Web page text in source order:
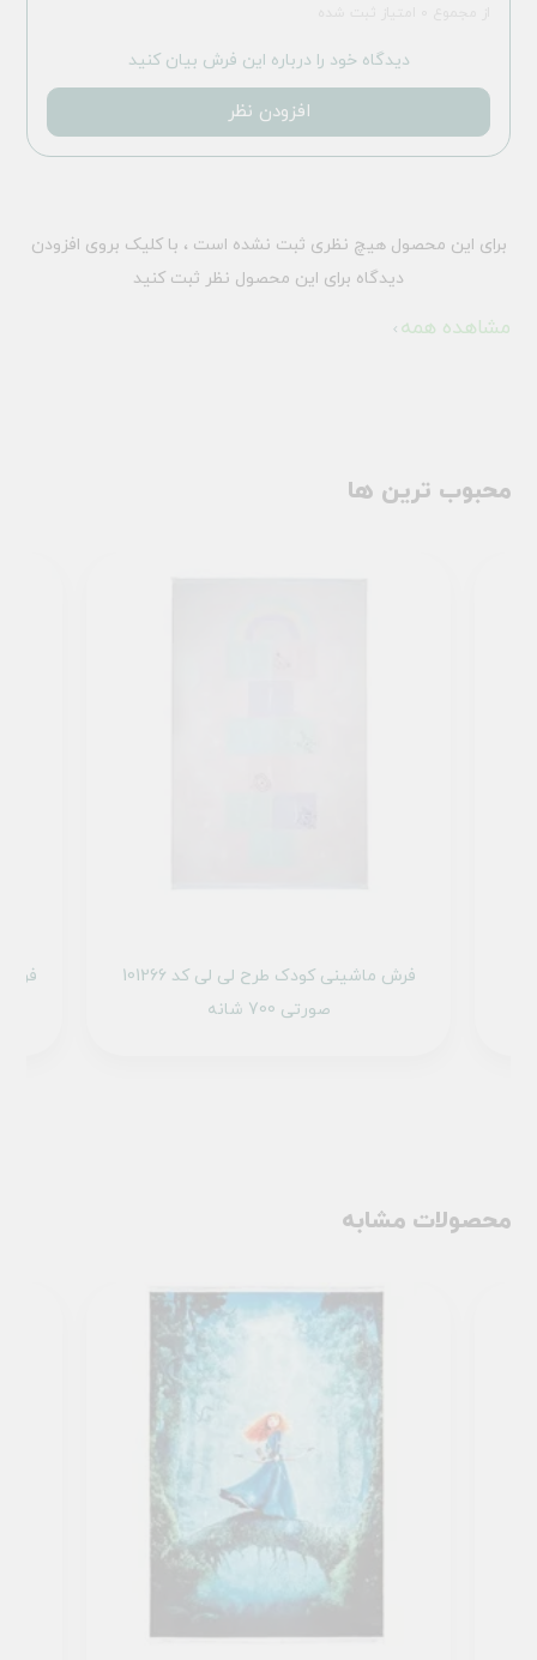
دیدگاه خود را درباره این فرش بیان کنید
افزودن نظر
برای این محصول هیچ نظری ثبت نشده است ، با کلیک بروی افزودن
دیدگاه برای این محصول نظر ثبت کنید
مشاهده همه
محبوب ترین ها
فرش
فرش ماشینی کودک طرح لی لی کد 101266
صورتی 700 شانه
محصولات مشابه